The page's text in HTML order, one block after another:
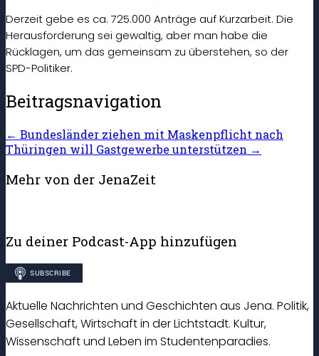
Derzeit gebe es ca. 725.000 Anträge auf Kurzarbeit. Die
Herausforderung sei gewaltig, aber man habe die
Rücklagen, um das gemeinsam zu überstehen, so der
SPD-Politiker.
Beitragsnavigation
← Bundesländer ziehen mit Maskenpflicht nach
Thüringen will Gastgewerbe unterstützen →
Mehr von der JenaZeit
Zu deiner Podcast-App hinzufügen
Aktuelle Nachrichten und Geschichten aus Jena. Politik,
Gesellschaft, Wirtschaft in der Lichtstadt. Kultur,
Wissenschaft und Leben im Studentenparadies.